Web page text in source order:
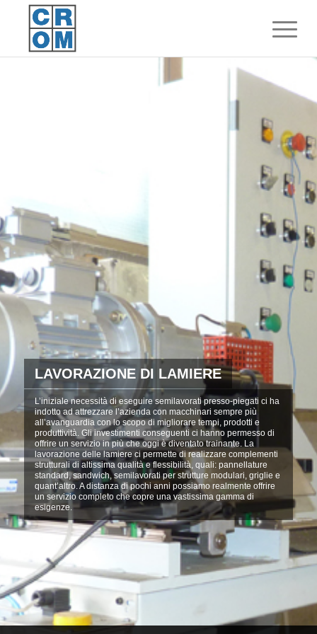
LAVORAZIONE DI LAMIERE
L’iniziale necessità di eseguire semilavorati presso-piegati ci ha
indotto ad attrezzare l’azienda con macchinari sempre più
all’avanguardia con lo scopo di migliorare tempi, prodotti e
produttività. Gli investimenti conseguenti ci hanno permesso di
offrire un servizio in più che oggi è diventato trainante. La
lavorazione delle lamiere ci permette di realizzare complementi
strutturali di altissima qualità e flessibilità, quali: pannellature
standard, sandwich, semilavorati per strutture modulari, griglie e
quant’altro. A distanza di pochi anni possiamo realmente offrire
un servizio completo che copre una vastissima gamma di
esigenze.